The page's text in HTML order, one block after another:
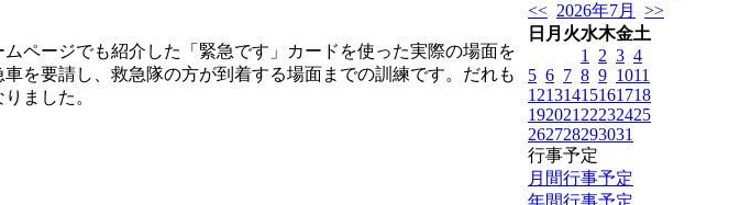
ページでも紹介した「緊急です」カードを使った実際の場面を
を要請し、救急隊の方が到着する場面までの訓練です。だれも
ました。
<< 2026年7月
>>
日 月 火水木金土
1
2 3 4
5 6 7 8 9 1011
12131415161718
192021 22232425
262728293031
行事予定
月間行事予定
年間行事予定